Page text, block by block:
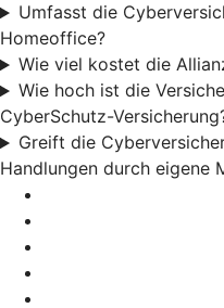
Umfasst die
Homeoffice?
Wie viel kostet die
Wie hoch ist die
CyberSchutz-
Greift die
Handlungen durch eigene